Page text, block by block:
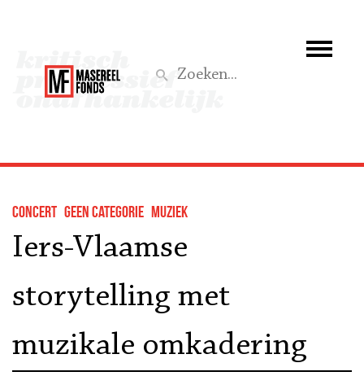
Wat we doen
Aktief
concert Geen categorie muziek
Iers-Vlaamse
storytelling met
muzikale omkadering